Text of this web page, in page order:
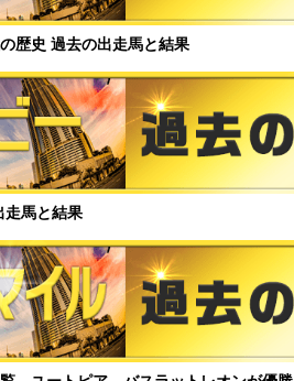
歴史 過去の出走馬と結果
走馬と結果